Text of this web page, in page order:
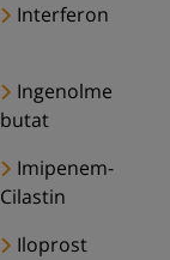
Interferon
Ingenolme
butat
Imipenem-
Cilastin
Iloprost